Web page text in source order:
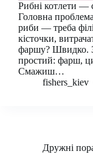
Рибні котлети —
Головна
риби — треба
кісточки,
фаршу? Швидко.
простий: фарш,
Смажиш…
fishers_kiev
Дружні